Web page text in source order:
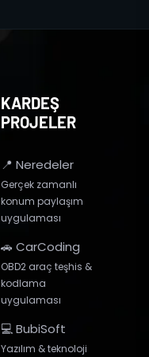
KARDEŞ
PROJELER
📍 Neredeler
Gerçek zamanlı
konum paylaşım
uygulaması
🚗 CarCoding
OBD2 araç teşhis &
kodlama
uygulaması
💻 BubiSoft
Yazılım & teknoloji